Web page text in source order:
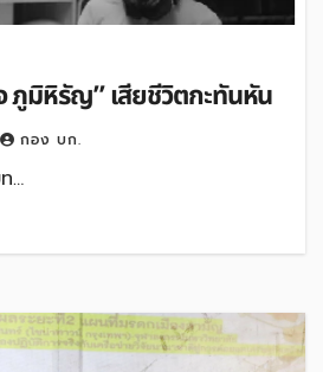
ภูมิหิรัญ” เสียชีวิตกะทันหัน
กอง บก.
…